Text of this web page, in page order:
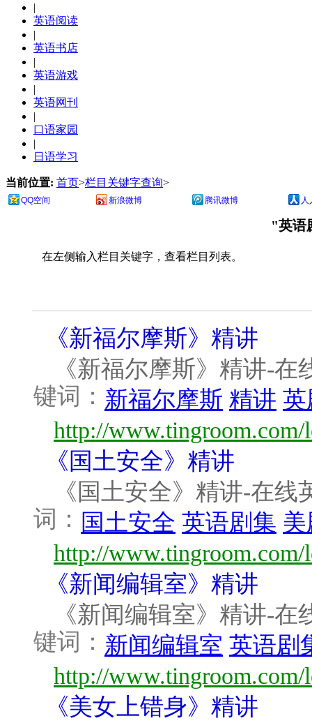
|
英语阅读
|
英语书店
|
英语游戏
|
英语网刊
|
口语家园
|
日语学习
当前位置: 首页>栏目关键字查询>
QQ空间 新浪微博 腾讯微博 人
"英语
在左侧输入栏目关键字，查看栏目列表。
《新福尔摩斯》精讲
《新福尔摩斯》精讲-在
键词： 新福尔摩斯 精讲 英
http://
《国土安全》精讲
《国土安全》精讲-在线
词： 国土安全 英语剧集
http://www.tingroom.com/
《新闻编辑室》精讲
《新闻编辑室》精讲-在
键词： 新闻编辑室 英语剧
http://
《美女上错身》精讲